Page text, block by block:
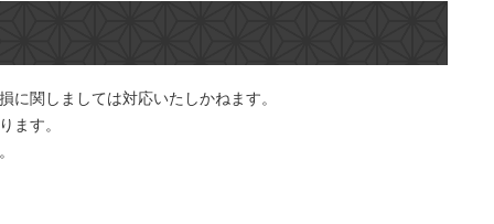
関しましては対応いたしかねます。
ます。